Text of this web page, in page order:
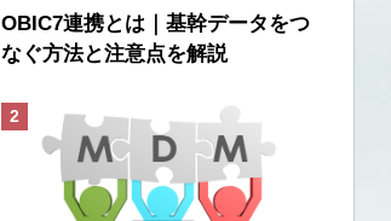
OBIC7連携とは｜基幹データをつ
なぐ方法と注意点を解説